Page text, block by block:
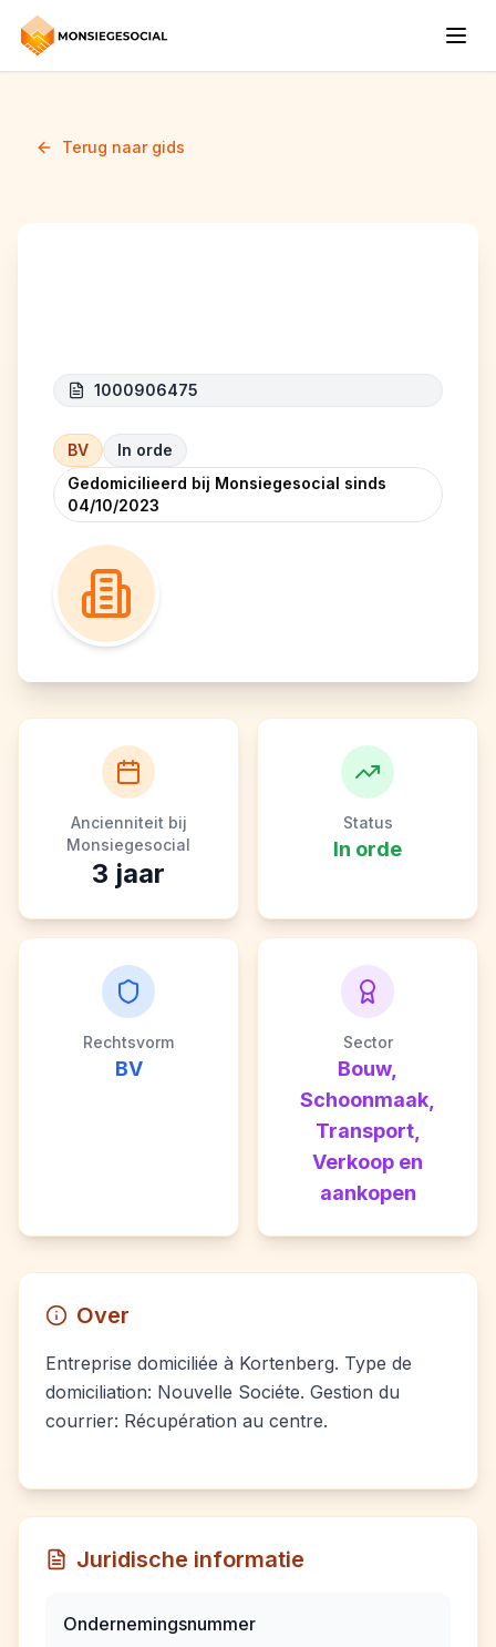
Terug naar gids
1000906475
BV
In orde
Gedomicilieerd bij Monsiegesocial sinds
04/10/2023
Ancienniteit bij
Monsiegesocial
3 jaar
Status
In orde
Rechtsvorm
BV
Sector
Bouw,
Schoonmaak,
Transport,
Verkoop en
aankopen
Over
Entreprise domiciliée à Kortenberg. Type de
domiciliation: Nouvelle Sociéte. Gestion du
courrier: Récupération au centre.
Juridische informatie
Ondernemingsnummer